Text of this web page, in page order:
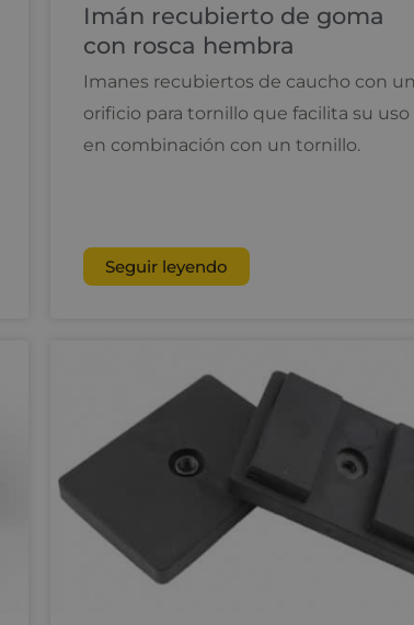
Imán recubierto de goma
con rosca hembra
Imanes recubiertos de caucho con un
orificio para tornillo que facilita su uso
en combinación con un tornillo.
Seguir leyendo